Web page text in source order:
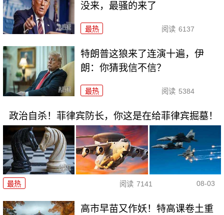
没来，最骚的来了
最热 阅读 6137
特朗普这狼来了连演十遍，伊
朗：你猜我信不信？
最热 阅读 5384
政治自杀！菲律宾防长，你这是在给菲律宾掘墓！
最热 阅读 7141 08-03
高市早苗又作妖！特高课卷土重